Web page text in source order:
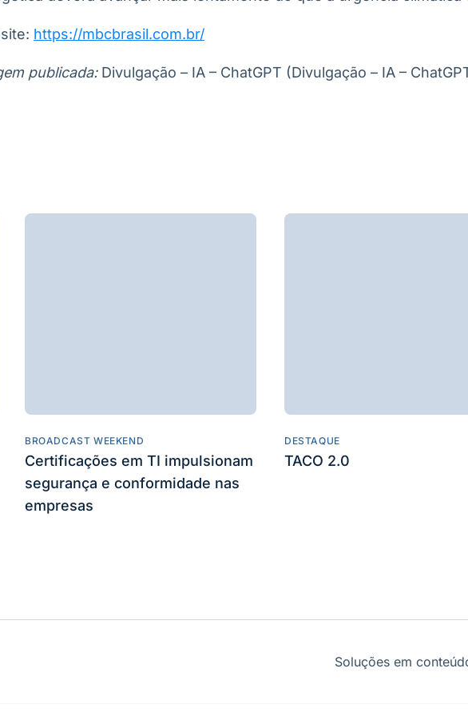
https://mbcbrasil.com.br/
publicada:Divulgação – IA – ChatGPT (Divulgação – IA –
BROADCAST WEEKEND
Certificações em TI impulsionam
segurança e conformidade nas
empresas
DESTAQUE
TACO 2.0
Soluções em